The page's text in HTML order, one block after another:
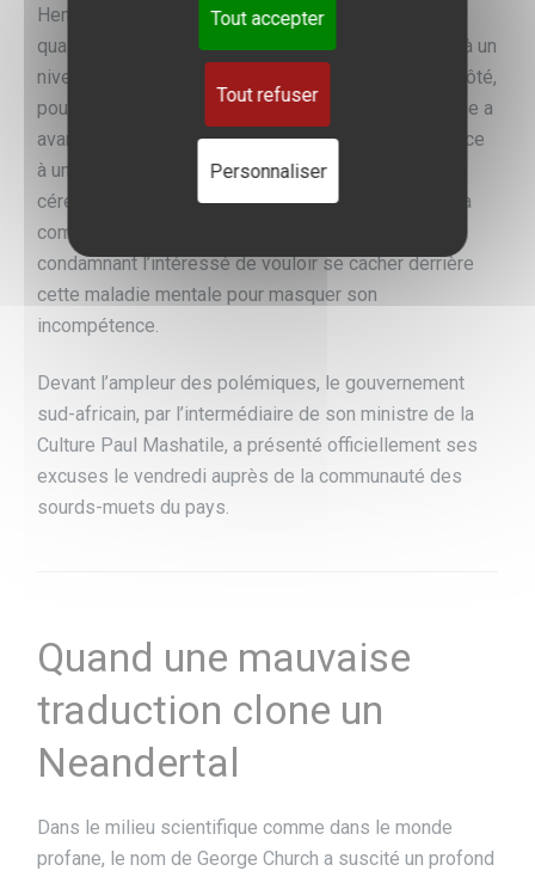
Hendrietta Bogopane-Zulu qui a pris la parole en
qualifiant cette médiocre performance d’erreur due à un
niveau d’anglais assez bas de l’interprète.
De son côté,
pour se justifier de sa défaillance, Thamsanqa Jantjie a
avancé une crise de schizophrénie trouvant sa source
à un état de stress généré par l’envergure de la
cérémonie. Ce qui n’a pas manqué de piquer au vif la
communauté des psychiatres sud-africaine,
condamnant l’intéressé de vouloir se cacher derrière
cette maladie mentale pour masquer son
incompétence.
Devant l’ampleur des polémiques, le gouvernement
sud-africain, par l’intermédiaire de son ministre de la
Culture Paul Mashatile, a présenté officiellement ses
excuses le vendredi auprès de la communauté des
sourds-muets du pays.
Quand une mauvaise
traduction clone un
Neandertal
Dans le milieu scientifique comme dans le monde
profane, le nom de George Church a suscité un profond
Tout accepter
Tout refuser
Personnaliser